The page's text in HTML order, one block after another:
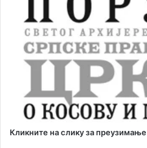
Кликните на слику за преузимање